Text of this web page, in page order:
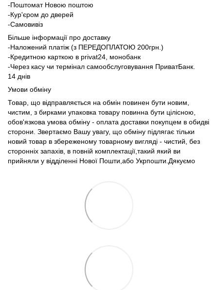
-Поштомат Новою поштою
-Кур'єром до дверей
-Самовивіз
Більше інформації про доставку
-Наложений платіж (з ПЕРЕДОПЛАТОЮ 200грн.)
-Кредитною карткою в privat24, монобанк
-Через касу чи термінал самообслуговування ПриватБанк.
14 днів
Умови обміну
Товар, що відправляється на обмін повинен бути новим,
чистим, з бирками упаковка товару повинна бути цілісною,
обов'язкова умова обміну - оплата доставки покупцем в обидві
сторони. Звертаємо Вашу увагу, що обміну підлягає тільки
новий товар в збереженому товарному вигляді - чистий, без
сторонніх запахів, в повній комплектації,такий який ви
прийняли у відділенні Нової Пошти,або Укрпошти.Дякуємо